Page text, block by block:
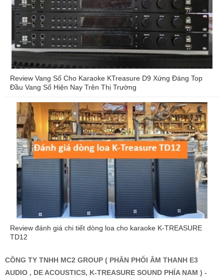
Review Vang Số Cho Karaoke KTreasure D9 Xứng Đáng Top
Đầu Vang Số Hiện Nay Trên Thị Trường
Review đánh giá chi tiết dòng loa cho karaoke K-TREASURE
TD12
CÔNG TY TNHH MC2 GROUP ( PHÂN PHỐI ÂM THANH E3
AUDIO , DE ACOUSTICS, K-TREASURE SOUND PHÍA NAM ) -